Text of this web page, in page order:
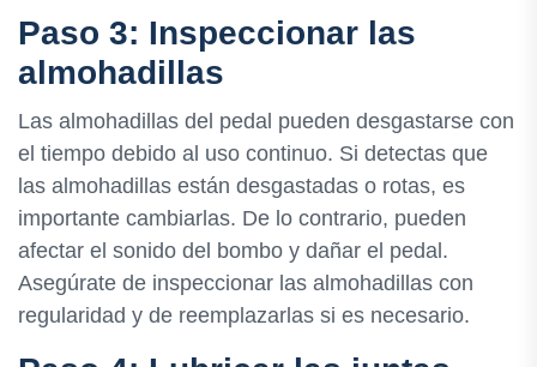
Paso 3: Inspeccionar las
almohadillas
Las almohadillas del pedal pueden desgastarse con
el tiempo debido al uso continuo. Si detectas que
las almohadillas están desgastadas o rotas, es
importante cambiarlas. De lo contrario, pueden
afectar el sonido del bombo y dañar el pedal.
Asegúrate de inspeccionar las almohadillas con
regularidad y de reemplazarlas si es necesario.